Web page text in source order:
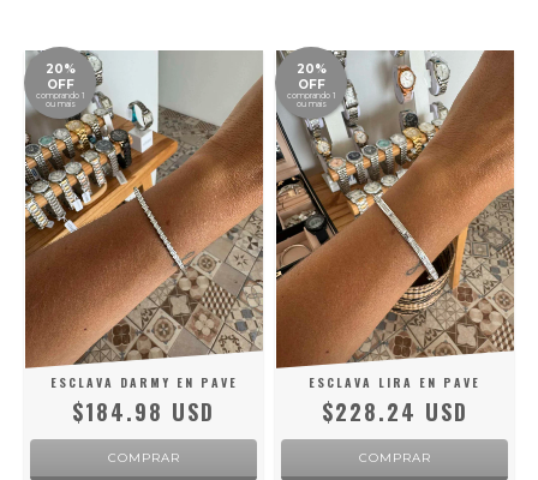
20%
OFF
comprando 1
ou mais
ESCLAVA DARMY EN PAVE
$184.98 USD
20%
OFF
comprando 1
ou mais
ESCLAVA LIRA EN PAVE
$228.24 USD